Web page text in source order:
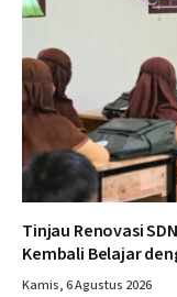
Tinjau Renovasi
Kembali Belajar
Kamis, 6 Agustus 2026